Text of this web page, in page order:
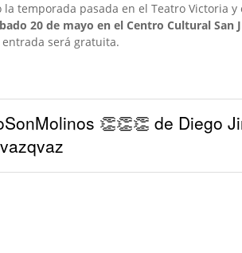
la temporada pasada en el Teatro Victoria
20 de mayo en el Centro Cultural San
será gratuita.
👏👏👏 de Diego